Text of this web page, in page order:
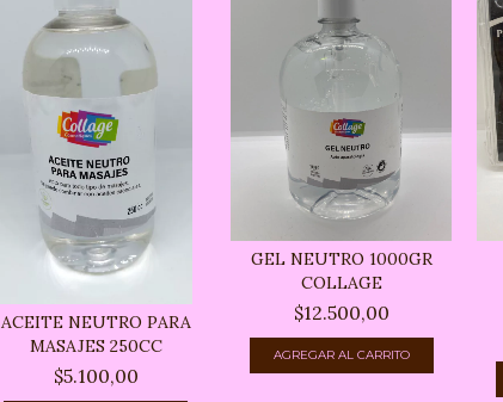
ACEITE NEUTRO PARA
MASAJES 250CC
$5.100,00
GEL NEUTRO 1000GR
COLLAGE
$12.500,00